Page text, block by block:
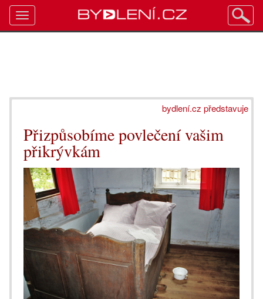
bydlení.cz představuje
Přizpůsobíme povlečení vašim
přikrývkám
Toggle
navigation